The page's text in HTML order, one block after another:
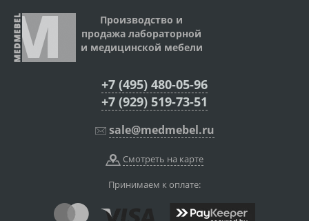
Производство и
продажа лабораторной
и медицинской мебели
+7 (495) 480-05-96
+7 (929) 519-73-51
sale@medmebel.ru
Смотреть на карте
Принимаем к оплате: